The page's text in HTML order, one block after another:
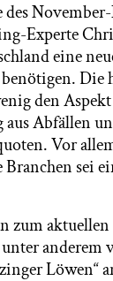
Experte
eine
Die
den
Abfällen
Vor
sei
zum aktuellen
anderem
Löwen“